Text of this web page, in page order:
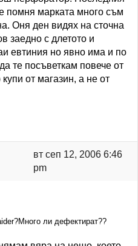
помня марката много съм
Оня ден видях на сточна
заедно с длетото и
евтиния но явно има и по
те посъветкам повече от
от магазин, а не от
вт сеп 12, 2006 6:46
pm
ли дефектират??